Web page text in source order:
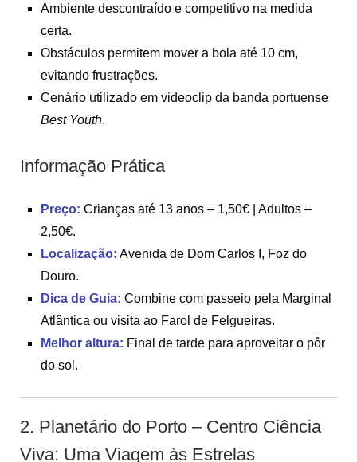
Ambiente descontraído e competitivo na medida
certa.
Obstáculos permitem mover a bola até 10 cm,
evitando frustrações.
Cenário utilizado em videoclip da banda portuense
Best Youth.
Informação Prática
Preço: Crianças até 13 anos – 1,50€ | Adultos –
2,50€.
Localização: Avenida de Dom Carlos I, Foz do
Douro.
Dica de Guia: Combine com passeio pela Marginal
Atlântica ou visita ao Farol de Felgueiras.
Melhor altura: Final de tarde para aproveitar o pôr
do sol.
2. Planetário do Porto – Centro Ciência
Viva: Uma Viagem às Estrelas